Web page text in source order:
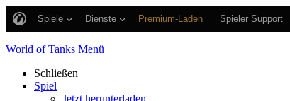
Spiele Dienste Premium-Laden Spieler Support
World of Tanks Menü
Schließen
Spiel
Jetzt herunterladen